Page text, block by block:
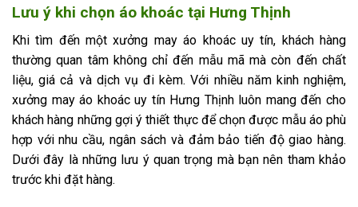
Lưu ý khi chọn áo khoác tại Hưng Thịnh
Khi tìm đến một xưởng may áo khoác uy tín, khách hàng
thường quan tâm không chỉ đến mẫu mã mà còn đến chất
liệu, giá cả và dịch vụ đi kèm. Với nhiều năm kinh nghiệm,
xưởng may áo khoác uy tín Hưng Thịnh luôn mang đến cho
khách hàng những gợi ý thiết thực để chọn được mẫu áo phù
hợp với nhu cầu, ngân sách và đảm bảo tiến độ giao hàng.
Dưới đây là những lưu ý quan trọng mà bạn nên tham khảo
trước khi đặt hàng.